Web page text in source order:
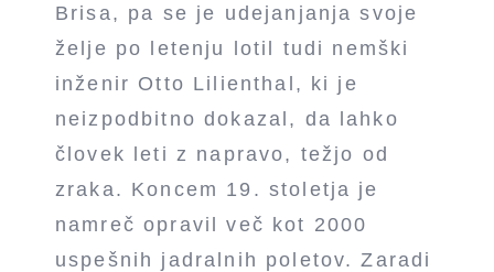
Brisa, pa se je udejanjanja svoje
želje po letenju lotil tudi nemški
inženir Otto Lilienthal, ki je
neizpodbitno dokazal, da lahko
človek leti z napravo, težjo od
zraka. Koncem 19. stoletja je
namreč opravil več kot 2000
uspešnih jadralnih poletov. Zaradi